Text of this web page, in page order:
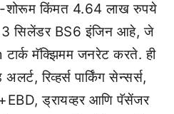
शोरूम किंमत 4.64 लाख रुपये
सिलेंडर BS6 इंजिन आहे, जे
मॅक्झिमम जनरेट करते. ही
रिव्हर्स पार्किंग सेन्सर्स,
ड्रायव्हर आणि पॅसेंजर